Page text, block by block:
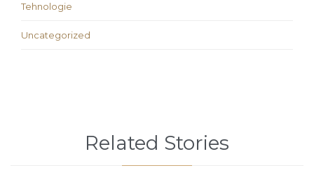
Tehnologie
Uncategorized
Related Stories